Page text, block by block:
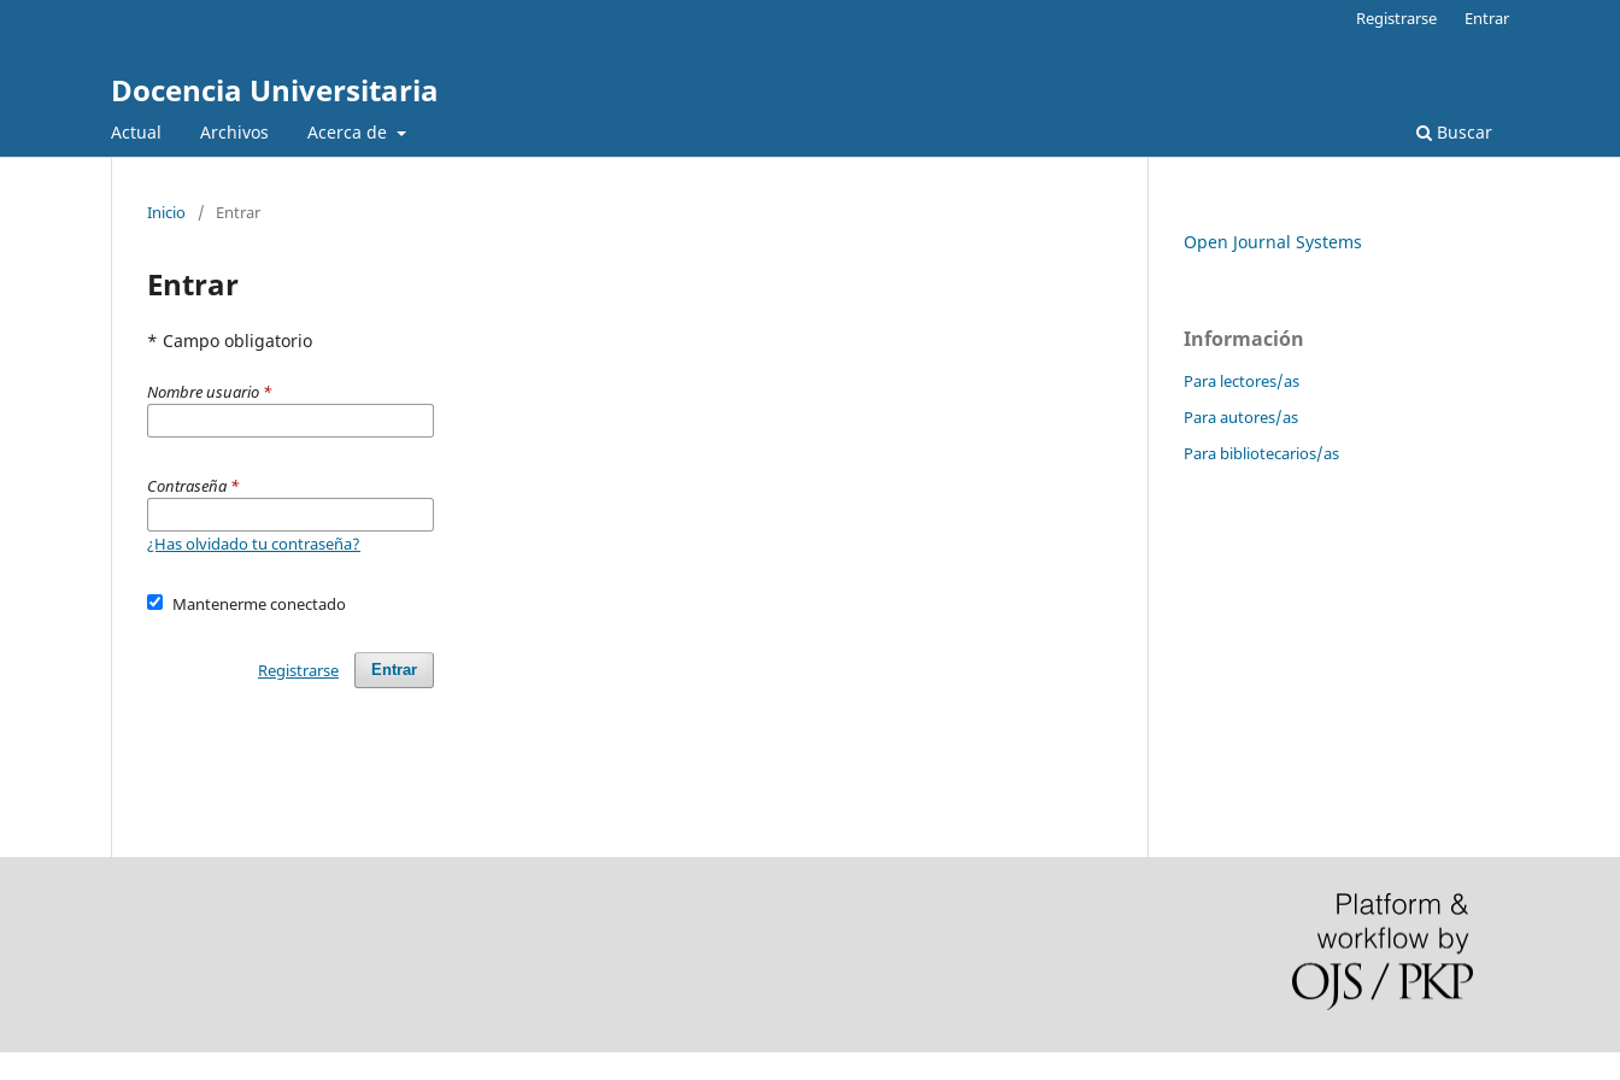
Docencia Universitaria
Actual Archivos Acerca de Buscar
Registrarse Entrar
Inicio / Entrar
Entrar
* Campo obligatorio
Nombre usuario *
Contraseña *
¿Has olvidado tu contraseña?
Mantenerme conectado
Entrar
Registrarse
Open Journal Systems
Información
Para lectores/as
Para autores/as
Para bibliotecarios/as